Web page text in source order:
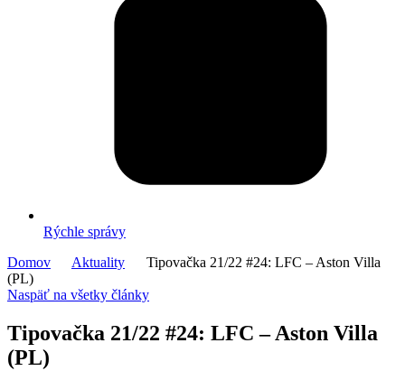
Rýchle správy
Domov
Aktuality
Tipovačka 21/22 #24: LFC – Aston Villa
(PL)
Naspäť na všetky články
Tipovačka 21/22 #24: LFC – Aston Villa
(PL)